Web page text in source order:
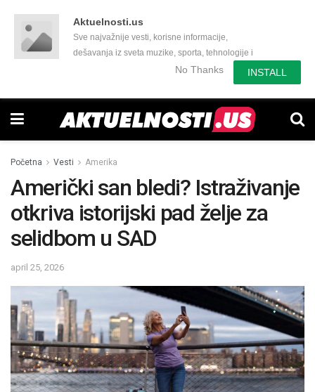
Aktuelnosti.us
Sve najvažnije vesti, korisne informacije,
dešavanja iz sveta muzike, sporta, tehnologije i
još mnogo toga zanimljivog.No Thanks INSTALL
Početna Vesti Amerika
Američki san bledi? Istraživanje
otkriva istorijski pad želje za
selidbom u SAD
april 25, 2026